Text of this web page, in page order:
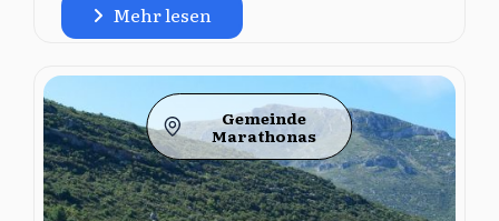
Mehr lesen
Gemeinde
Marathonas